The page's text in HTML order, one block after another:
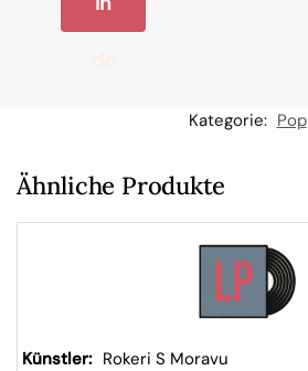
W
kor
Kategorie: Pop
Ähnliche Produkte
Rokeri S Moravu